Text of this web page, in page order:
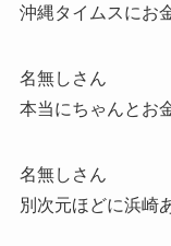
沖縄タイムスにお
名無しさん
本当にちゃんとお
名無しさん
別次元ほどに浜崎